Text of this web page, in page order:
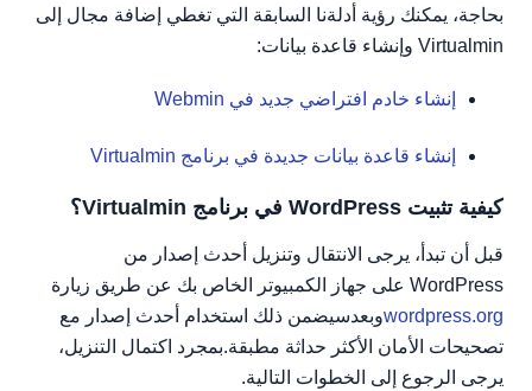
بحاجة، يمكنك رؤية أدلةنا السابقة التي تغطي إضافة مجال إلى
Virtualmin وإنشاء قاعدة بيانات:
إنشاء خادم افتراضي جديد في Webmin
إنشاء قاعدة بيانات جديدة في برنامج Virtualmin
كيفية تثبيت WordPress في برنامج Virtualmin؟
قبل أن تبدأ، يرجى الانتقال وتنزيل أحدث إصدار من
WordPress على جهاز الكمبيوتر الخاص بك عن طريق زيارة
wordpress.orgوبعدسيضمن ذلك استخدام أحدث إصدار مع
تصحيحات الأمان الأكثر حداثة مطبقة.بمجرد اكتمال التنزيل،
يرجى الرجوع إلى الخطوات التالية.